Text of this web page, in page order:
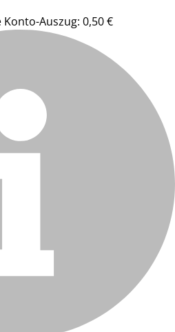
Auszug: 0,50 €